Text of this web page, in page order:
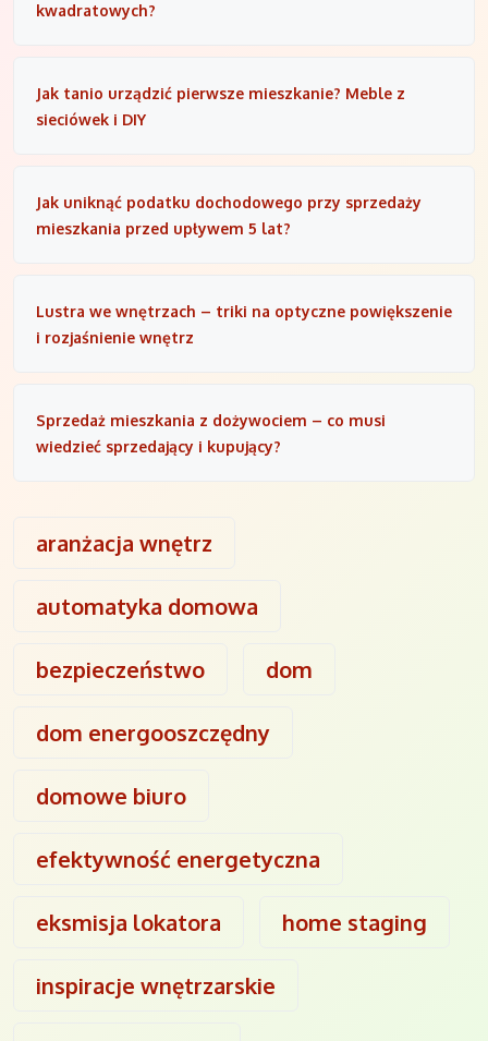
kwadratowych?
Jak tanio urządzić pierwsze mieszkanie? Meble z
sieciówek i DIY
Jak uniknąć podatku dochodowego przy sprzedaży
mieszkania przed upływem 5 lat?
Lustra we wnętrzach – triki na optyczne powiększenie
i rozjaśnienie wnętrz
Sprzedaż mieszkania z dożywociem – co musi
wiedzieć sprzedający i kupujący?
aranżacja wnętrz
automatyka domowa
bezpieczeństwo dom
dom energooszczędny
domowe biuro
efektywność energetyczna
eksmisja lokatora home staging
inspiracje wnętrzarskie